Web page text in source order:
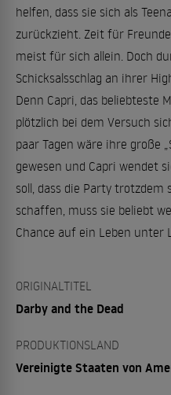
helfen, dass sie sich als
zurückzieht. Zeit für
meist für sich allein. Doch
Schicksalsschlag an ihrer
Denn Capri, das beliebteste
plötzlich bei dem Versuch
paar Tagen wäre ihre große
gewesen und Capri wendet
soll, dass die Party
schaffen, muss sie beliebt
Chance auf ein Leben unter
ORIGINALTITEL
Darby and the Dead
PRODUKTIONSLAND
Vereinigte Staaten von